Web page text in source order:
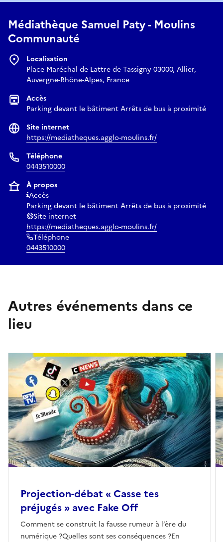
Médiathèque Samuel Paty - Moulins
Communauté
Localisation
Place Maréchal de Lattre de Tassigny 03000, Allier,
Auvergne-Rhône-Alpes, France
Accès
Parking devant le bâtiment Arrêts de bus à proximité
Site internet
https://mediatheques.agglo-moulins.fr/
Téléphone
0443510000
À propos
Accès
Parking devant le bâtiment Arrêts de bus à proximité
Site internet
https://mediatheques.agglo-moulins.fr/
Téléphone
0443510000
Autres événements dans ce
lieu
Projection-débat « Casse tes
préjugés » avec Fake Off
Comment se construit la fausse rumeur à l’ère du
numérique ?Quelles sont ses conséquences ?En